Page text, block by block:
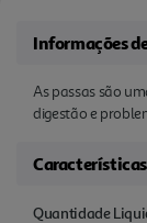
Informações
As passas são
digestão e
Características
Quantidade